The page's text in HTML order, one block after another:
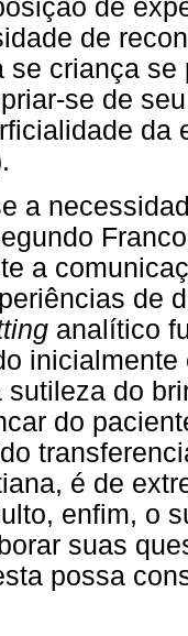
de
de
se criança
se de
da
a
a
de
analítico
sutileza do
do
é de
enfim, o
suas
possa